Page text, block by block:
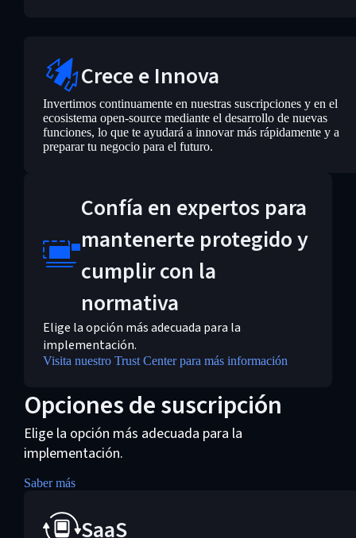
Crece e Innova
Invertimos continuamente en nuestras suscripciones y en el
ecosistema open-source mediante el desarrollo de nuevas
funciones, lo que te ayudará a innovar más rápidamente y a
preparar tu negocio para el futuro.
Confía en expertos para
mantenerte protegido y
cumplir con la
normativa
Elige la opción más adecuada para la
implementación.
Visita nuestro Trust Center para más información
Opciones de suscripción
Elige la opción más adecuada para la
implementación.
Saber más
SaaS